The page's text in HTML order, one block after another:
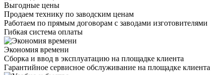
Выгодные цены
Продаем технику по заводским ценам
Работаем по прямым договорам с заводами изготовителями
Гибкая система оплаты
Экономия времени
Сборка и ввод в эксплуатацию на площадке клиента
Гарантийное сервисное обслуживание на площадке клиента